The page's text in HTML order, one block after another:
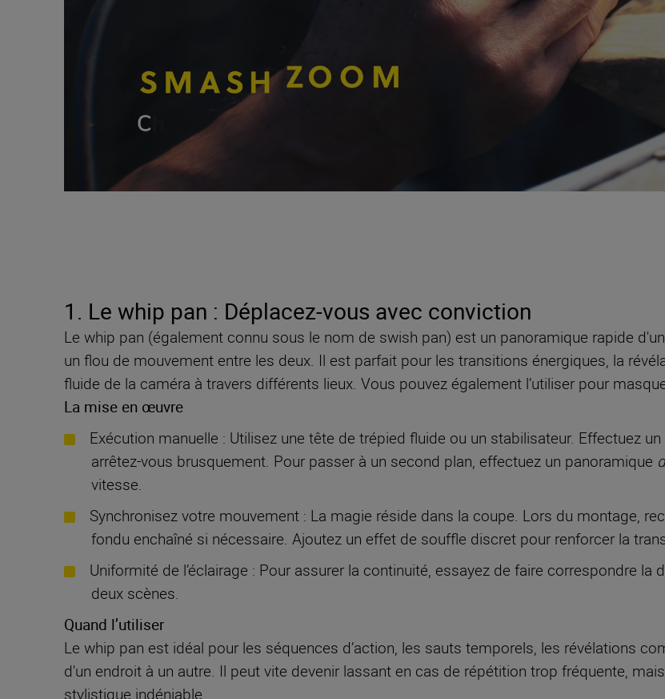
1. Le whip pan : Déplacez-vous avec conviction
Le whip pan (également connu sous le nom de swish pan) est un panoramique rapide
un flou de mouvement entre les deux. Il est parfait pour les transitions énergiques, la
fluide de la caméra à travers différents lieux. Vous pouvez également l’utiliser pour
La mise en œuvre
Exécution manuelle : Utilisez une tête de trépied fluide ou un stabilisateur. Effectuez
arrêtez-vous brusquement. Pour passer à un second plan, effectuez un panoramique
vitesse.
Synchronisez votre mouvement : La magie réside dans la coupe. Lors du montage,
fondu enchaîné si nécessaire. Ajoutez un effet de souffle discret pour renforcer la
Uniformité de l’éclairage : Pour assurer la continuité, essayez de faire correspondre
deux scènes.
Quand l’utiliser
Le whip pan est idéal pour les séquences d’action, les sauts temporels, les révélations
d'un endroit à un autre. Il peut vite devenir lassant en cas de répétition trop fréquente,
stylistique indéniable.